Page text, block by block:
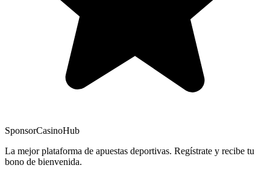
SponsorCasinoHub
La mejor plataforma de apuestas deportivas. Regístrate y recibe tu
bono de bienvenida.